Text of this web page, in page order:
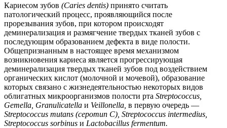
Кариесом зубов (Caries dentis) принято считать
патологический процесс, проявляющийся после
прорезывания зубов, при котором происходят
деминерализация и размягчение твердых тканей зубов с
последующим образованием дефекта в виде полости.
Общепризнанным в настоящее время механизмом
возникновения кариеса является прогрессирующая
деминерализация твердых тканей зубов под воздействием
органических кислот (молочной и мочевой), образование
которых связано с жизнедеятельностью некоторых видов
облигатных микроорганизмов полости рта Streptococcus,
Gemella, Granulicatella и Veillonella, в первую очередь —
Streptococcus mutans (серотип С), Streptococcus intermedius,
Streptococcus sorbinus и Lactobacillus fermentum.